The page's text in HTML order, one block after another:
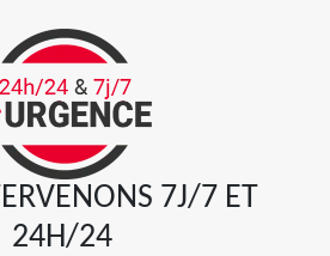
7J/7 ET
24H/24